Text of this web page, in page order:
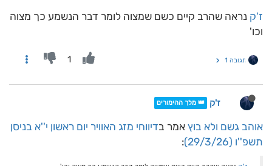
ז'ק נראה שהרב קיים כשם שמצוה לומר דבר הנשמע כך מצוה
וכו'
תגובה 1 1
ז'ק 👑 מלך ההימורים
אוהב גשם ולא בוץ אמר בדיווחי מזג האוויר יום ראשון י''א בניסן
תשפ''ו (29/3/26)
: